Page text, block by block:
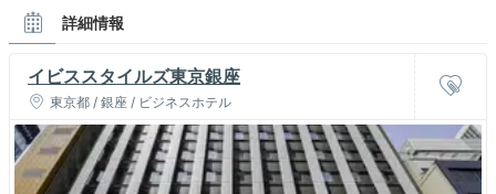
詳細情報
イビススタイルズ東京銀座
東京都 / 銀座 / ビジネスホテル